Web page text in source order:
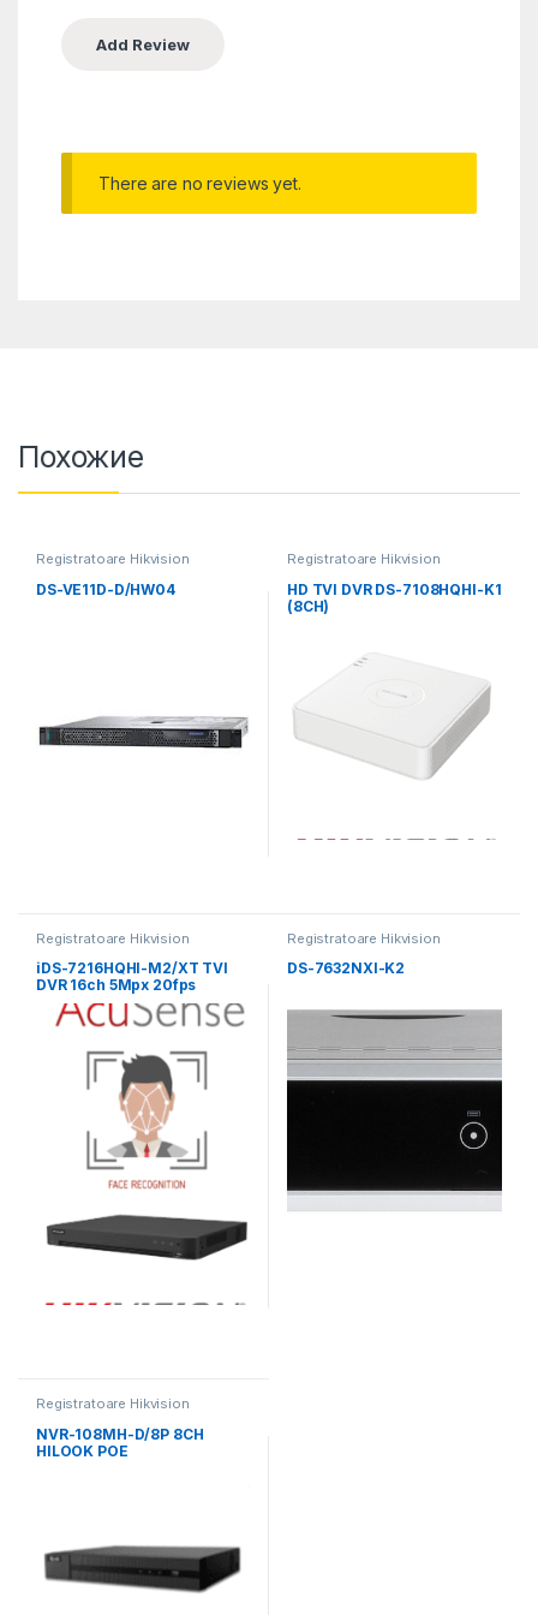
There are no reviews yet.
Похожие
Registratoare Hikvision
DS-VE11D-D/HW04
Registratoare Hikvision
HD TVI DVR DS-7108HQHI-K1
(8CH)
Registratoare Hikvision
iDS-7216HQHI-M2/XT TVI
DVR 16ch 5Mpx 20fps
Registratoare Hikvision
DS-7632NXI-K2
Registratoare Hikvision
NVR-108MH-D/8P 8CH
HILOOK POE